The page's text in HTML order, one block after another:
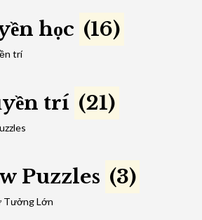
học (16)
trí (21)
Puzzles (3)